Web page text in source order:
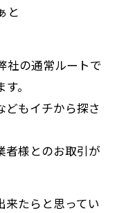
と
社の通常ルートで
。
どもイチから探さ
者様とのお取引が
来たらと思ってい